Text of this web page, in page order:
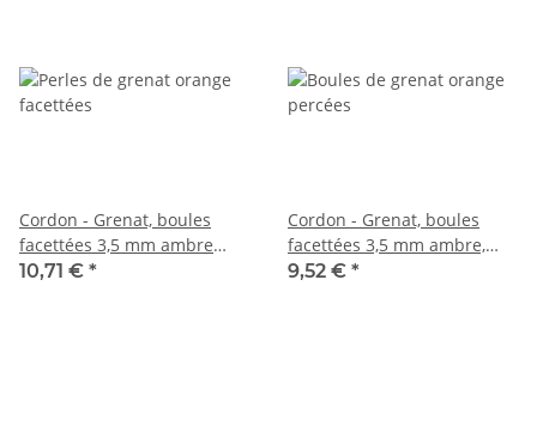
Cordon - Grenat, boules
facettées 3,5 mm ambre
orange, longueur 38,5 cm
10,71 € *
Cordon - Grenat, boules
facettées 3,5 mm ambre,
longueur 39 cm /1902
9,52 € *